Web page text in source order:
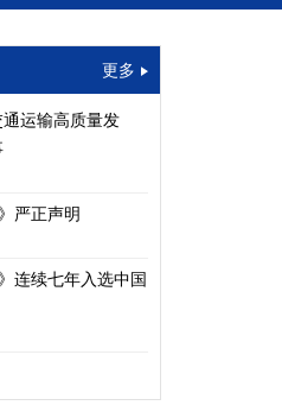
更多
运输高质量发
严正声明
连续七年入选中国